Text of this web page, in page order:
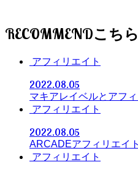
RECOMMEND
アフィリエイト
2022.08.05
マキアレイベルとアフ
アフィリエイト
2022.08.05
ARCADEアフィリエイ
アフィリエイト